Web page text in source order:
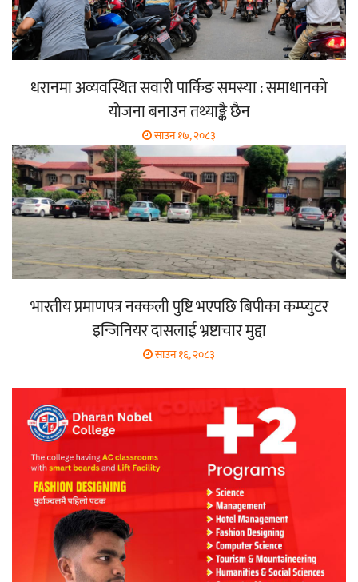
धरानमा अव्यवस्थित सवारी पार्किङ समस्या : समाधानको
योजना बनाउन तथ्याङ्कै छैन
साउन १७, २०८३
भारतीय प्रमाणपत्र नक्कली पुष्टि भएपछि बिपीका कम्प्युटर
इन्जिनियर दासलाई भ्रष्टाचार मुद्दा
साउन १६, २०८३